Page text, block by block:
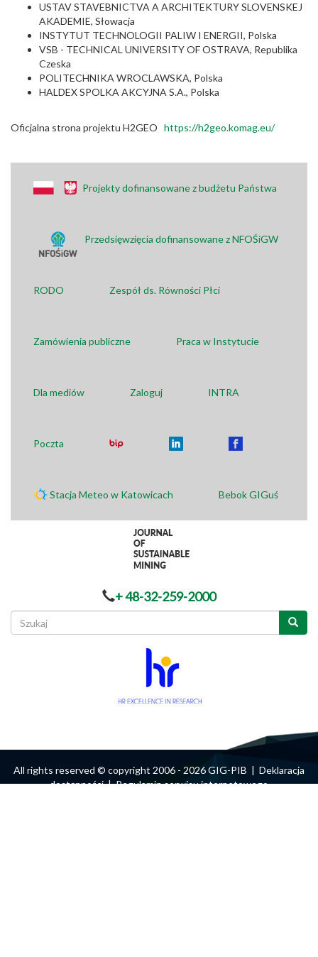
USTAV STAVEBNICTVA A ARCHITEKTURY SLOVENSKEJ
AKADEMIE, Słowacja
INSTYTUT TECHNOLOGII PALIW I ENERGII, Polska
VSB - TECHNICAL UNIVERSITY OF OSTRAVA, Republika
Czeska
POLITECHNIKA WROCLAWSKA, Polska
HALDEX SPOLKA AKCYJNA S.A., Polska
Oficjalna strona projektu H2GEO https://h2geo.komag.eu/
Projekty dofinansowane z budżetu Państwa
Przedsięwzięcia dofinansowane z NFOŚiGW
RODO Zespół ds. Równości Płci
Zamówienia publiczne Praca w Instytucie
Dla mediów Zaloguj INTRA
Poczta
Stacja Meteo w Katowicach Bebok GIGuś
+ 48-32-259-2000
Formularz
All rights reserved © copyright 2006 - 2026 GIG-PIB | Deklaracja
dostępności|Regulamin serwisu internetowego